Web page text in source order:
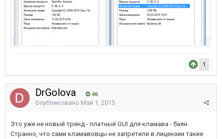
1
DrGolova 46
Опубликовано Май 1, 2015
Это уже не новый тренд - платный GUI для кламава - баян.
Странно, что сами кламавовцы не запретили в лицензии такие